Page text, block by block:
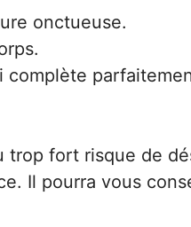
onctueuse.
fort risque de
Il pourra vous